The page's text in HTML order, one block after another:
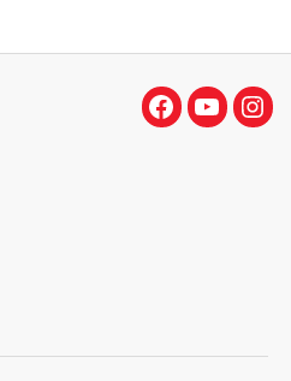
Facebook
YouTube